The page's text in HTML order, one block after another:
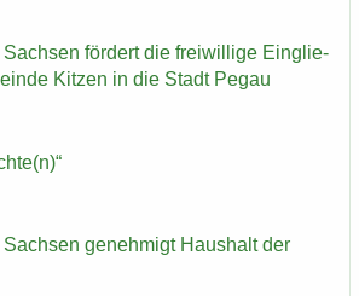
Sach­sen för­dert die frei­wil­li­ge Ein­glie­
Kit­zen in die Stadt Pegau
ge­neh­migt Haus­halt der